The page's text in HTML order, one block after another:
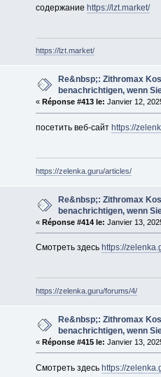
содержание https://lzt.market/
https://lzt.market/
Re&nbsp;: Zithromax
benachrichtigen, wenn
« Réponse #413 le: Janvier 12,
посетить веб-сайт https://
https://zelenka.guru/articles/
Re&nbsp;: Zithromax
benachrichtigen, wenn
« Réponse #414 le: Janvier 13,
Смотреть здесь https://
https://zelenka.guru/forums/4/
Re&nbsp;: Zithromax
benachrichtigen, wenn
« Réponse #415 le: Janvier 13,
Смотреть здесь https://